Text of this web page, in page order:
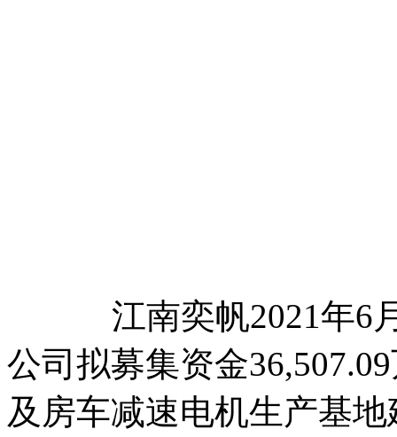
江南奕帆2021年6月
公司拟募集资金
及房车减速电机生产基